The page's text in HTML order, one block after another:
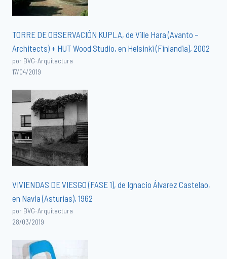
TORRE DE OBSERVACIÓN KUPLA, de Ville Hara (Avanto –
Architects) + HUT Wood Studio, en Helsinki (Finlandia), 2002
por BVG-Arquitectura
17/04/2019
VIVIENDAS DE VIESGO (FASE 1), de Ignacio Álvarez Castelao,
en Navia (Asturias), 1962
por BVG-Arquitectura
28/03/2019